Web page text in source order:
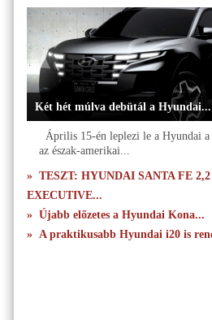
Két hét múlva debütál a Hyundai...
Április 15-én leplezi le a Hyundai a
az észak-amerikai...
» TESZT: HYUNDAI SANTA FE
EXECUTIVE...
» Újabb előzetes a Hyundai Kona...
» A praktikusabb Hyundai i20 is